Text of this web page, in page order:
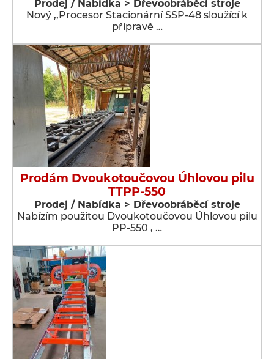
Prodej / Nabídka > Dřevoobráběcí stroje
Nový ,,Procesor Stacionární SSP-48 sloužící k
přípravě …
Prodám Dvoukotoučovou Úhlovou pilu
TTPP-550
Prodej / Nabídka > Dřevoobráběcí stroje
Nabízím použitou Dvoukotoučovou Úhlovou pilu
PP-550 , …